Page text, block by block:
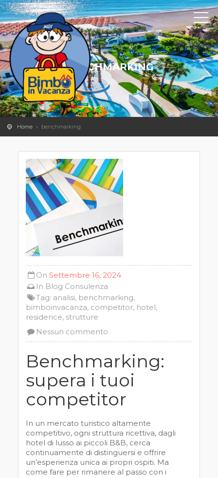
BENCHMARKING
Home benchmarking
OnSettembre 16, 2024
In Blog Consulenza
Tag: analisi, benchmarking,
bimboinvacanza, competitor, hotel,
residence, strutture
Nessun commento
Benchmarking:
supera i tuoi
competitor
In un mercato turistico altamente
competitivo, ogni struttura ricettiva, dagli
hotel di lusso ai piccoli B&B, cerca
continuamente di distinguersi e offrire
un’esperienza unica ai propri ospiti. Ma
come fare per rimanere al passo con i